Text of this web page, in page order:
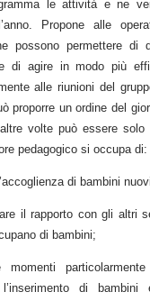
le attività e ne
Propone alle
possono permettere di
di agire in modo più
alle riunioni del
proporre un ordine del
volte può essere solo
pedagogico si occupa di:
di bambini
il rapporto con gli altri
di bambini;
momenti
di bambini